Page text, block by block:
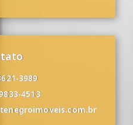
3989
4513